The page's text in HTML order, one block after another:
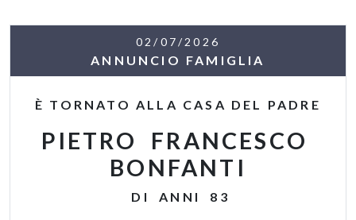
02/07/2026
ANNUNCIO FAMIGLIA
È TORNATO ALLA CASA DEL PADRE
PIETRO FRANCESCO
BONFANTI
DI ANNI 83